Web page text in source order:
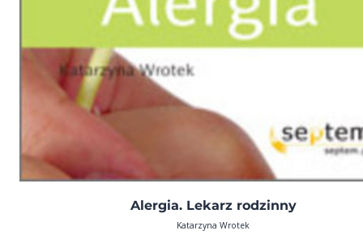
Alergia. Lekarz rodzinny
Katarzyna Wrotek